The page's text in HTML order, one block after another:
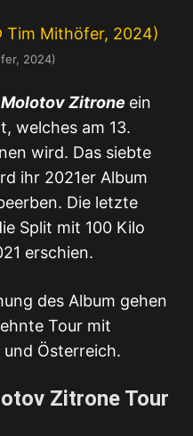
2024)
Molotov Zitrone ein
welches am 13.
wird. Das siebte
ihr 2021er Album
Die letzte
Split mit 100 Kilo
erschien.
des Album gehen
Tour mit
Österreich.
Zitrone Tour